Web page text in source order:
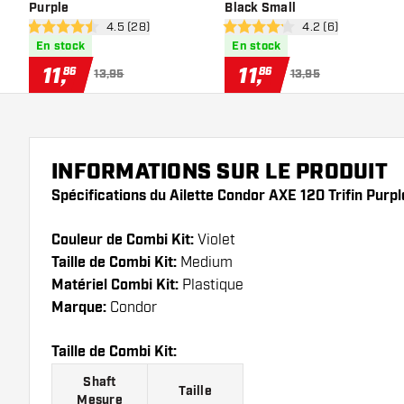
Purple
ouvrir le panneau des avis
4.5 étoiles de notation
4.5 (28)
En stock
11,86 13,95
Black Small
ouvrir le panneau
4.2 étoiles de notation
4.2 (6)
En stock
11,86 13,95
INFORMATIONS SUR LE PRODUIT
Spécifications du Ailette Condor AXE 120 Trifin
Couleur de Combi Kit: Violet
Taille de Combi Kit: Medium
Matériel Combi Kit: Plastique
Marque: Condor
Taille de Combi Kit:
Shaft
Mesure
Taille